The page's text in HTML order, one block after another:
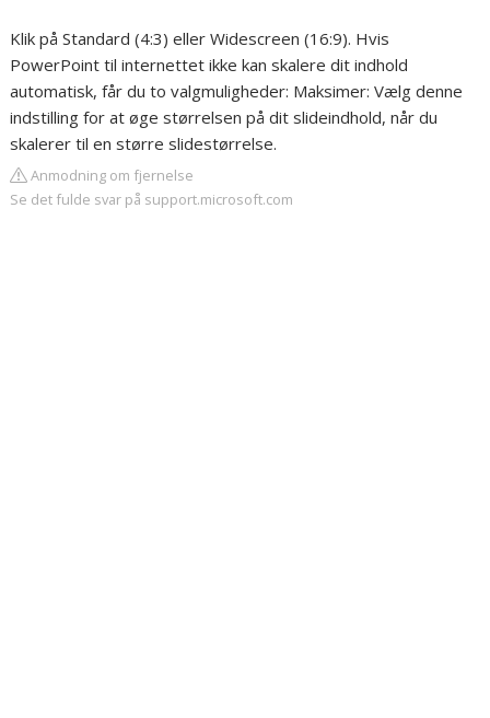
Klik på Standard (4:3) eller Widescreen (16:9). Hvis
PowerPoint til internettet ikke kan skalere dit indhold
automatisk, får du to valgmuligheder: Maksimer: Vælg denne
indstilling for at øge størrelsen på dit slideindhold, når du
skalerer til en større slidestørrelse.
Anmodning om fjernelse
Se det fulde svar på support.microsoft.com